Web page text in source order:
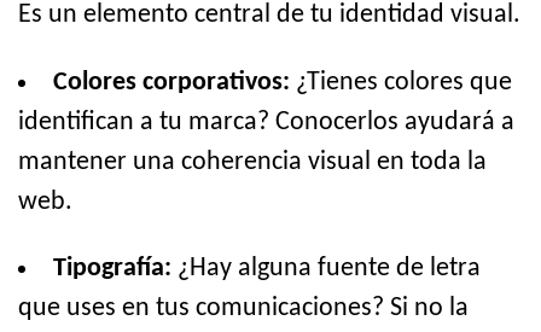
Es un elemento central de tu identidad visual.
Colores corporativos: ¿Tienes colores que
identifican a tu marca? Conocerlos ayudará a
mantener una coherencia visual en toda la
web.
Tipografía: ¿Hay alguna fuente de letra
que uses en tus comunicaciones? Si no la